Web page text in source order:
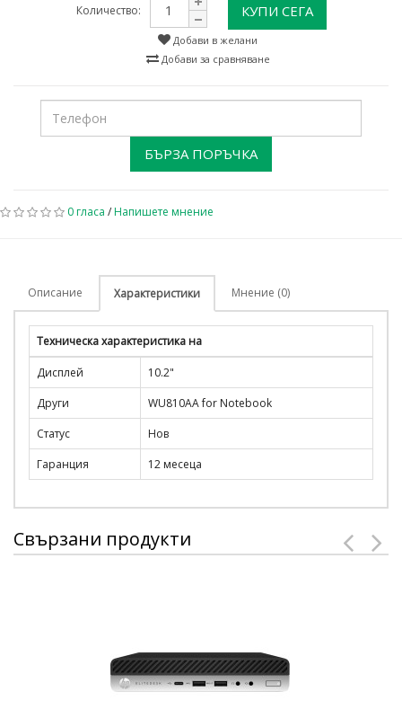
Количество: КУПИ СЕГА
Добави в желани
Добави за сравняване
БЪРЗА ПОРЪЧКА
0 гласа /Напишете мнение
Описание Характеристики Мнение (0)
Техническа характеристика на
Дисплей
10.2"
Други
WU810AA for Notebook
Статус
Нов
Гаранция
12 месеца
Свързани продукти